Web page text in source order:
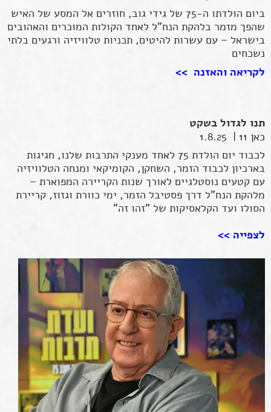
ביום הולדתו ה-75 של גידי גוב, חוזרים אל המסע של האיש
שהפך מזמר בלהקת הנח"ל לאחד הקולות המוכרים והאהובים
בישראל – עם עשרות להיטים, תכניות טלוויזיה ורגעים בלתי
נשכחים
לקריאה והאזנה >>
תנו לגדול בשקט
כאן 11 | 1.8.25
לכבוד יום הולדת 75 לאחד מענקי התרבות שלנו, חגיגות
בארכיון לכבוד הזמר, השחקן, הקומיקאי ומנחה הטלוויזיה
עם קטעים נוסטלגיים לאורך שנות הקריירה המפוארת –
מלהקת הנח"ל דרך פסטיבל הזמר, ימי כוורת וגזוז, קריירת
הסולו ועד הקלאסיקות של "זהו זה"
לצפייה >>